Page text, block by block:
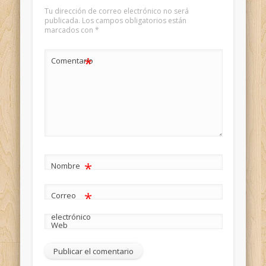
Tu dirección de correo electrónico no será
publicada. Los campos obligatorios están
marcados con *
Comentario
*
Nombre *
Correo
electrónico
*
Web